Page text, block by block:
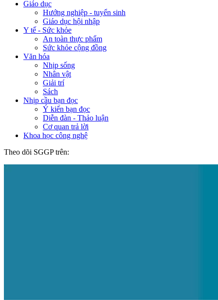
Giáo dục
Hướng nghiệp - tuyển sinh
Giáo dục hội nhập
Y tế - Sức khỏe
An toàn thực phẩm
Sức khỏe cộng đồng
Văn hóa
Nhịp sống
Nhân vật
Giải trí
Sách
Nhịp cầu bạn đọc
Ý kiến bạn đọc
Diễn đàn - Thảo luận
Cơ quan trả lời
Khoa học công nghệ
Theo dõi SGGP trên: